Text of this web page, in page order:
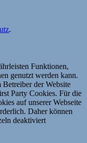
.
Funktionen,
genutzt werden kann.
der Website
Party Cookies. Für die
auf unserer Webseite
Daher können
deaktiviert